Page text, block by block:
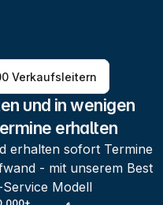
Verkaufsleitern
und in wenigen
erhalten
erhalten sofort Termine
- mit unserem Best
Modell